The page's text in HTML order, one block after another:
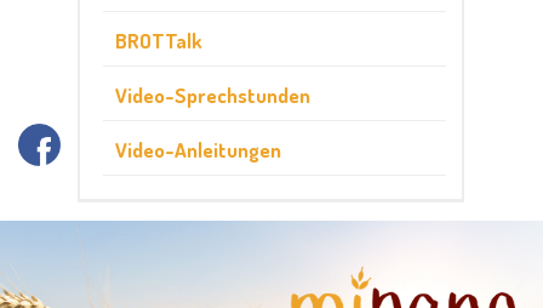
BROTTalk
Video-Sprechstunden
Video-Anleitungen